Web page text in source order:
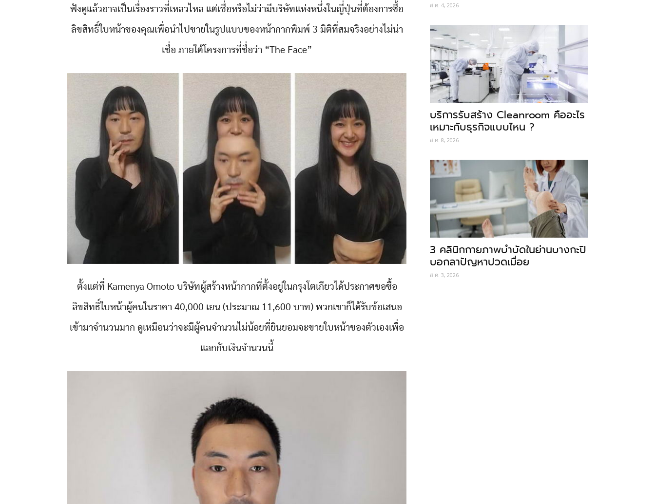
ฟังดูแล้วอาจเป็นเรื่องราวที่เหลวไหล แต่เชื่อหรือไม่ว่ามีบริษัทแห่งหนึ่งในญี่ปุ่นที่ต้องการซื้อ
ลิขสิทธิ์ใบหน้าของคุณเพื่อนำไปขายในรูปแบบของหน้ากากพิมพ์ 3 มิติที่สมจริงอย่างไม่น่า
เชื่อ ภายใต้โครงการที่ชื่อว่า “The Face”
ตั้งแต่ที่ Kamenya Omoto บริษัทผู้สร้างหน้ากากที่ตั้งอยู่ในกรุงโตเกียวได้ประกาศขอซื้อ
ลิขสิทธิ์ใบหน้าผู้คนในราคา 40,000 เยน (ประมาณ 11,600 บาท) พวกเขาก็ได้รับข้อเสนอ
เข้ามาจำนวนมาก ดูเหมือนว่าจะมีผู้คนจำนวนไม่น้อยที่ยินยอมจะขายใบหน้าของตัวเองเพื่อ
แลกกับเงินจำนวนนี้
ส.ค. 4, 2026
บริการรับสร้าง Cleanroom คืออะไร
เหมาะกับธุรกิจแบบไหน ?
ส.ค. 8, 2026
3 คลินิกกายภาพบำบัดในย่านบางกะปิ
บอกลาปัญหาปวดเมื่อย
ส.ค. 3, 2026